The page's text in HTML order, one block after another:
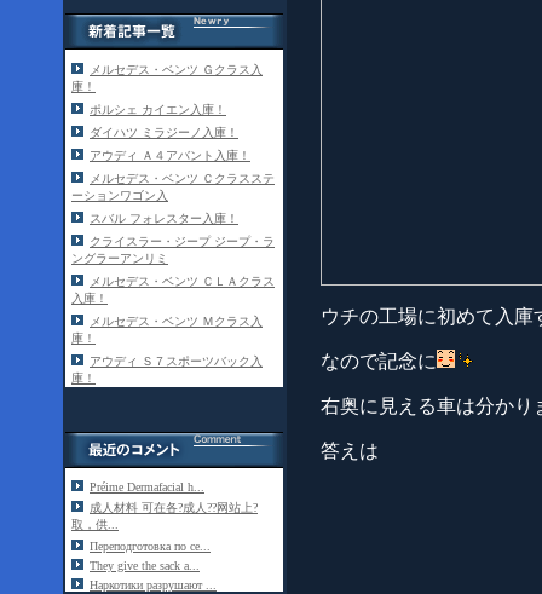
メルセデス・ベンツ Ｇクラス入
庫！
ポルシェ カイエン入庫！
ダイハツ ミラジーノ入庫！
アウディ Ａ４アバント入庫！
メルセデス・ベンツ Ｃクラスステ
ーションワゴン入
スバル フォレスター入庫！
クライスラー・ジープ ジープ・ラ
ングラーアンリミ
メルセデス・ベンツ ＣＬＡクラス
入庫！
メルセデス・ベンツ Ｍクラス入
庫！
アウディ Ｓ７スポーツバック入
庫！
Préime Dermafacial h...
成人材料 可在各?成人??网站上?
取，供...
Переподготовка по се...
They give the sack a...
Наркотики разрушают ...
ウチの工場に初めて入庫
なので記念に
右奥に見える車は分かり
答えは